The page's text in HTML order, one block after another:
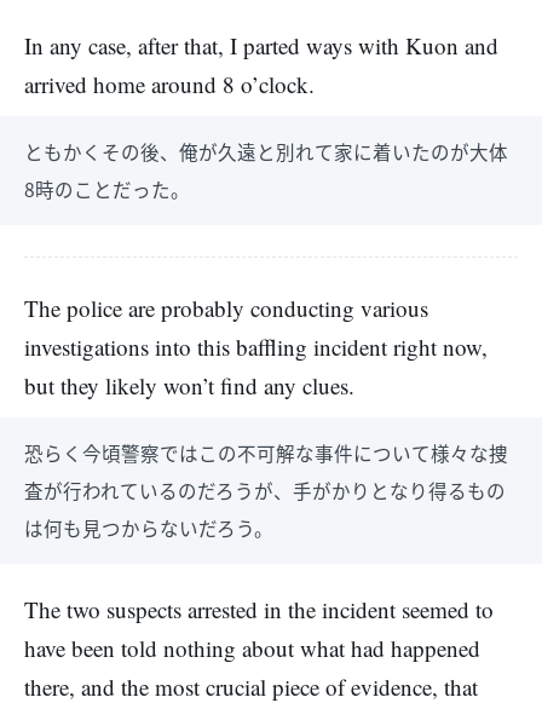
In any case, after that, I parted ways with Kuon and
arrived home around 8 o’clock.
ともかくその後、俺が久遠と別れて家に着いたのが大体
8時のことだった。
The police are probably conducting various
investigations into this baffling incident right now,
but they likely won’t find any clues.
恐らく今頃警察ではこの不可解な事件について様々な捜
査が行われているのだろうが、手がかりとなり得るもの
は何も見つからないだろう。
The two suspects arrested in the incident seemed to
have been told nothing about what had happened
there, and the most crucial piece of evidence, that